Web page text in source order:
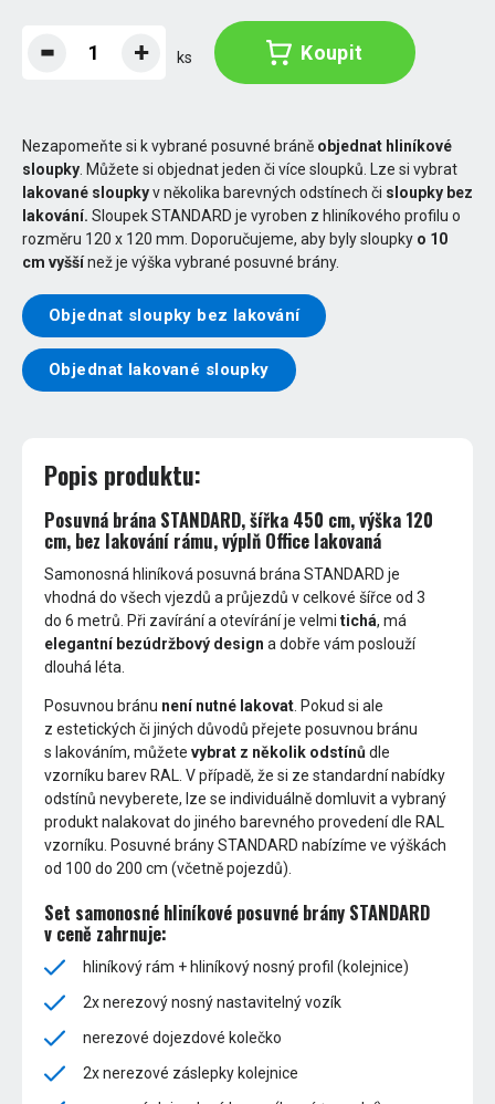
ks Koupit
Nezapomeňte si k vybrané posuvné bráně objednat hliníkové
sloupky . Můžete si objednat jeden či více sloupků. Lze si vybrat
lakované sloupkyv několika barevných odstínech či sloupky bez
lakování. Sloupek STANDARD je vyroben z hliníkového profilu o
rozměru 120 x 120 mm. Doporučujeme, aby byly sloupky o 10
cm vyššínež je výška vybrané posuvné brány.
Objednat sloupky bez lakování
Objednat lakované sloupky
Popis produktu:
Posuvná brána STANDARD, šířka 450 cm, výška 120
cm, bez lakování rámu, výplň Office lakovaná
Samonosná hliníková posuvná brána STANDARD je
vhodná do všech vjezdů a průjezdů v celkové šířce od 3
do 6 metrů. Při zavírání a otevírání je velmitichá, má
elegantní bezúdržbový design a dobře vám poslouží
dlouhá léta.
Posuvnou bránu není nutné lakovat. Pokud si ale
z estetických či jiných důvodů přejete posuvnou bránu
s lakováním, můžetevybrat z několik odstínůdle
vzorníku barev RAL. V případě, že si ze standardní nabídky
odstínů nevyberete, lze se individuálně domluvit a vybraný
produkt nalakovat do jiného barevného provedení dle RAL
vzorníku. Posuvné brány STANDARD nabízíme ve výškách
od 100 do 200 cm (včetně pojezdů).
Set samonosné hliníkové posuvné brány STANDARD
v ceně zahrnuje:
hliníkový rám + hliníkový nosný profil (kolejnice)
2x nerezový nosný nastavitelný vozík
nerezové dojezdové kolečko
2x nerezové záslepky kolejnice